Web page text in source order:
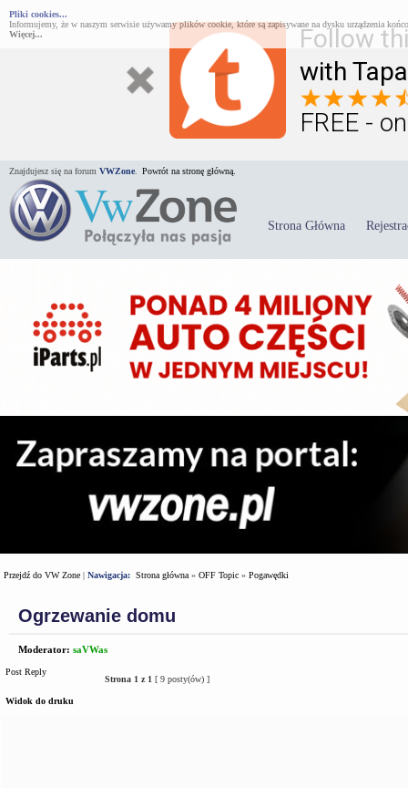
Follow
with
FREE -
Pliki cookies...
Informujemy, że w naszym serwisie używamy plików cookie, które są zapisywane na dysku urządzenia
Więcej...
Znajdujesz się na forum VWZone Powrót na stronę główną.
Strona Główna
Przejdź do VW Zone | Nawigacja: Strona główna » OFF Topic » Pogawędki
Ogrzewanie domu
Moderator: saVWas
Post Reply
Strona 1 z 1 [ 9 posty(ów) ]
Widok do druku